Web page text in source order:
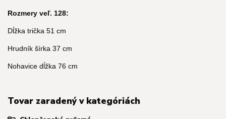
Rozmery veľ. 128:
Dĺžka trička 51 cm
Hrudník šírka 37 cm
Nohavice dĺžka 76 cm
Tovar zaradený v kategóriách